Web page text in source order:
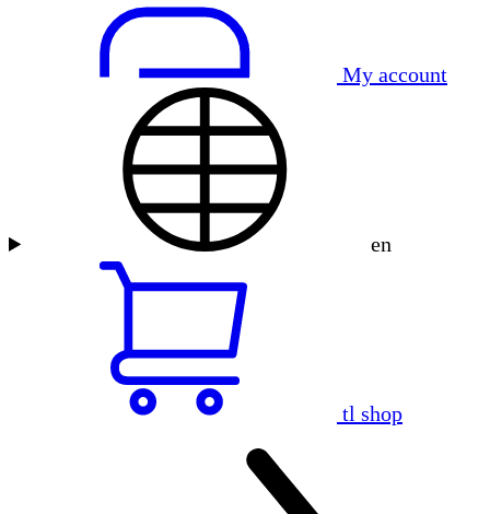
My account
en
tl shop